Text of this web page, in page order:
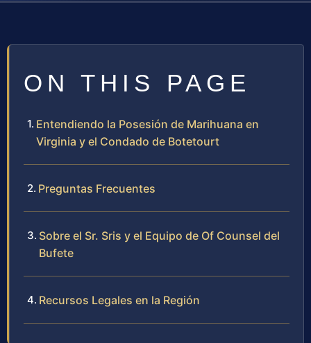
ON THIS PAGE
Entendiendo la Posesión de Marihuana en
Virginia y el Condado de Botetourt
Preguntas Frecuentes
Sobre el Sr. Sris y el Equipo de Of Counsel del
Bufete
Recursos Legales en la Región